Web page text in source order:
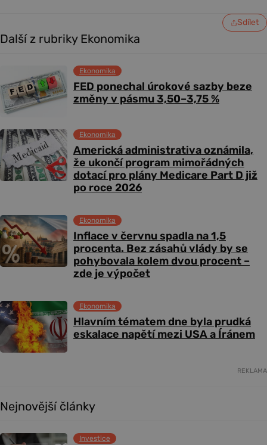
Sdílet
Další z rubriky Ekonomika
FED ponechal úrokové sazby beze
změny v pásmu 3,50–3,75 %
Ekonomika
Americká administrativa oznámila,
že ukončí program mimořádných
dotací pro plány Medicare Part D již
po roce 2026
Ekonomika
Inflace v červnu spadla na 1,5
procenta. Bez zásahů vlády by se
pohybovala kolem dvou procent –
zde je výpočet
Ekonomika
Hlavním tématem dne byla prudká
eskalace napětí mezi USA a Íránem
Ekonomika
REKLAMA
Nejnovější články
Investice